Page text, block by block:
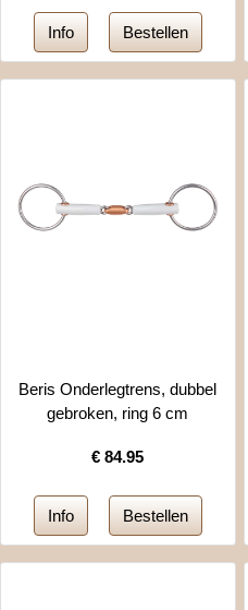
Beris Onderlegtrens, dubbel
gebroken, ring 6 cm
€84.95